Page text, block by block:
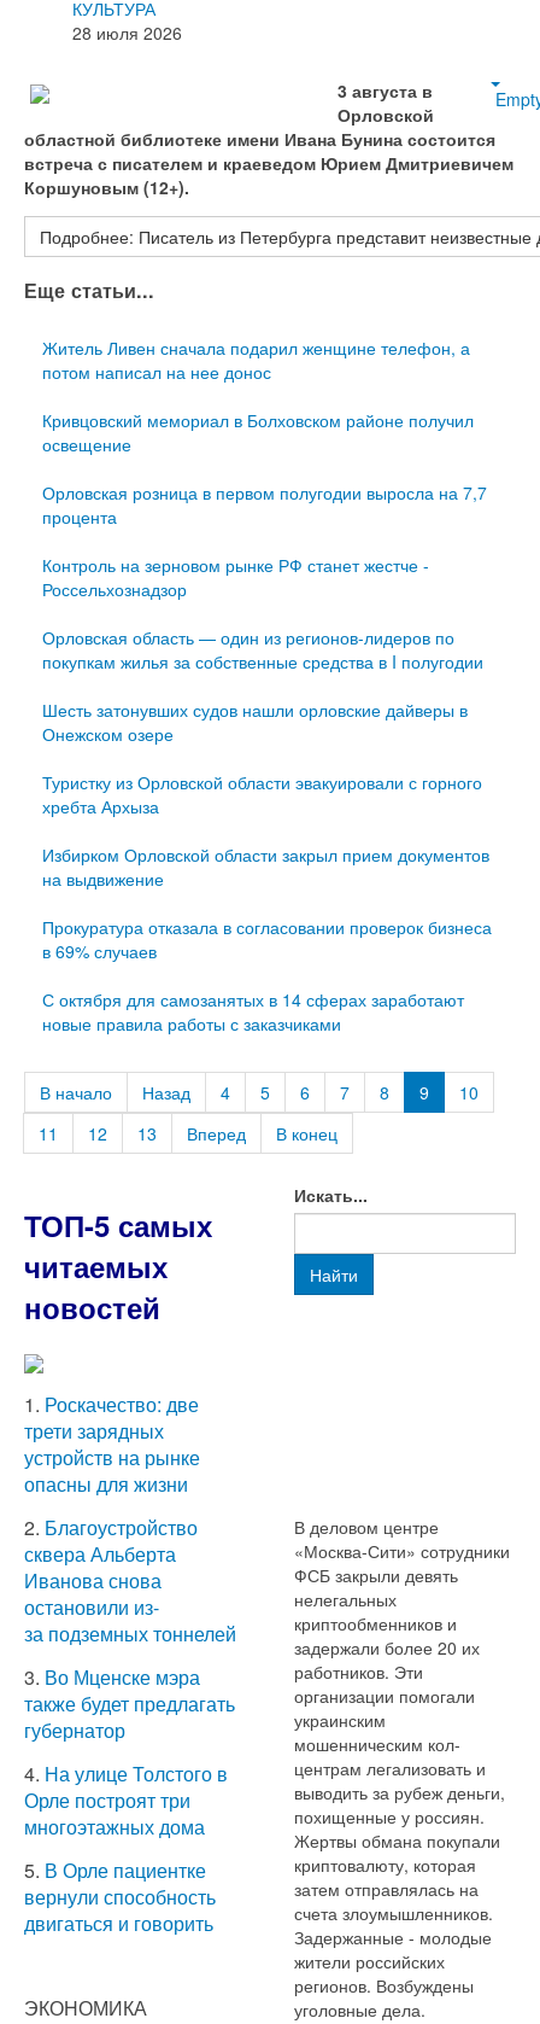
КУЛЬТУРА
28 июля 2026
3 августа в
Орловской
областной библиотеке имени Ивана Бунина состоится
встреча с писателем и краеведом Юрием Дмитриевичем
Коршуновым (12+).
Подробнее: Писатель из Петербурга представит
Еще статьи...
Житель Ливен сначала подарил женщине телефон, а
потом написал на нее донос
Кривцовский мемориал в Болховском районе получил
освещение
Орловская розница в первом полугодии выросла на 7,7
процента
Контроль на зерновом рынке РФ станет жестче -
Россельхознадзор
Орловская область — один из регионов-лидеров по
покупкам жилья за собственные средства в I полугодии
Шесть затонувших судов нашли орловские дайверы в
Онежском озере
Туристку из Орловской области эвакуировали с горного
хребта Архыза
Избирком Орловской области закрыл прием документов
на выдвижение
Прокуратура отказала в согласовании проверок бизнеса
в 69% случаев
С октября для самозанятых в 14 сферах заработают
новые правила работы с заказчиками
В начало Назад 4 5 6 7 8 9
10
11
12 13 Вперед В конец
ТОП-5 самых
читаемых
новостей
1. Роскачество: две
трети зарядных
устройств на рынке
опасны для жизни
2. Благоустройство
сквера Альберта
Иванова снова
остановили из-
за подземных тоннелей
3. Во Мценске мэра
также будет предлагать
губернатор
4. На улице Толстого в
Орле построят три
многоэтажных дома
5. В Орле пациентке
вернули способность
двигаться и говорить
ЭКОНОМИКА
Искать...
Найти
В деловом центре
«Москва-Сити» сотрудники
ФСБ закрыли девять
нелегальных
криптообменников и
задержали более 20 их
работников. Эти
организации помогали
украинским
мошенническим кол-
центрам легализовать и
выводить за рубеж деньги,
похищенные у россиян.
Жертвы обмана покупали
криптовалюту, которая
затем отправлялась на
счета злоумышленников.
Задержанные - молодые
жители российских
регионов. Возбуждены
уголовные дела.